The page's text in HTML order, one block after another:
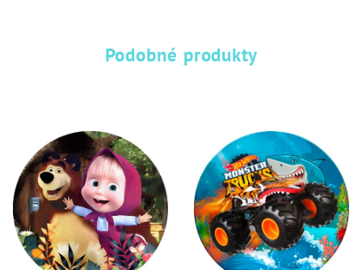
hvězdiček.
Podobné produkty